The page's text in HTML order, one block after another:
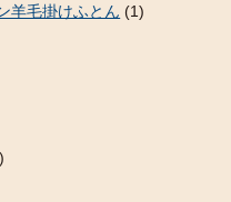
羊毛掛けふとん (1)